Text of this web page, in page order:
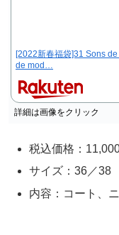
[2022新春福袋]31 Sons
de mod…
詳細は画像をクリック
税込価格：
サイズ：36／38
内容：コート、